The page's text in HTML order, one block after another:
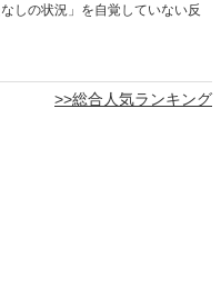
しの状況」を自覚していない反
>>総合人気ランキング